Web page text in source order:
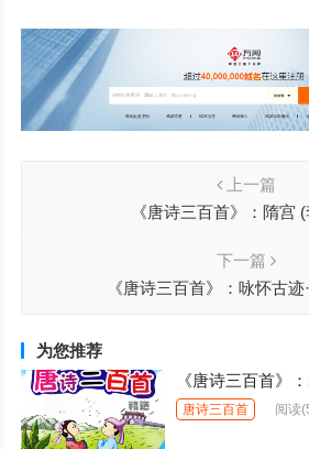
上一篇
《唐诗三百首》：隋宫
下一篇
《唐诗三百首》：咏怀古迹
为您推荐
《唐诗三百首》
唐诗三百首 阅读